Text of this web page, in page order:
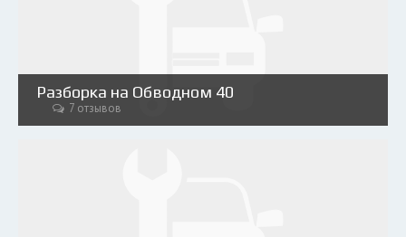
Разборка на Обводном 40
7 отзывов